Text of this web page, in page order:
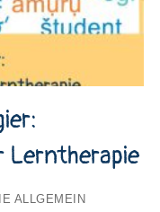
Lerntherapie
ALLGEMEIN